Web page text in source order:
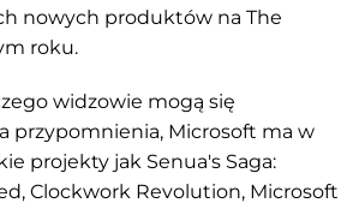
nowych produktów na The
roku.
widzowie mogą się
przypomnienia, Microsoft ma w
projekty jak Senua's Saga:
Clockwork Revolution, Microsoft